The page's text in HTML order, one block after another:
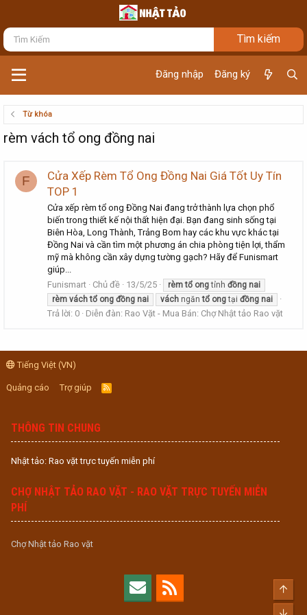
Đăng nhập Đăng ký
Từ khóa
rèm vách tổ ong đồng nai
F
Cửa Xếp Rèm Tổ Ong Đồng Nai Giá Tốt Uy Tín
TOP 1
Cửa xếp rèm tổ ong Đồng Nai đang trở thành lựa chọn phổ
biến trong thiết kế nội thất hiện đại. Bạn đang sinh sống tại
Biên Hòa, Long Thành, Trảng Bom hay các khu vực khác tại
Đồng Nai và cần tìm một phương án chia phòng tiện lợi, thẩm
mỹ mà không cần xây dựng tường gạch? Hãy để Funismart
giúp...
Funismart
Chủ đề 13/5/25 rèm tổ ongtỉnh đồng nai
rèm vách tổ ong đồng nai vách ngăntổ ongtại đồng nai
Trả lời: 0 Diễn đàn: Rao Vặt - Mua Bán: Chợ Nhật tảo Rao vặt
Tiếng Việt (VN)
Quảng cáo Trợ giúp
R
S
THÔNG TIN CHUNG
Nhật tảo: Rao vặt trực tuyến miễn phí
CHỢ NHẬT TẢO RAO VẶT - RAO VẶT TRỰC TUYẾN MIỄN
PHÍ
Chợ Nhật tảo Rao vặt
Top